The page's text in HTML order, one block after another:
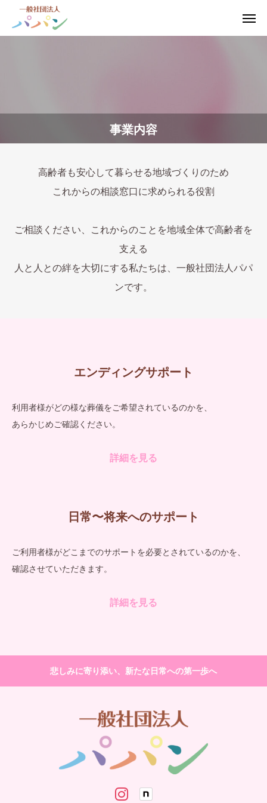
事業内容
高齢者も安心して暮らせる地域づくりのため
これからの相談窓口に求められる役割
ご相談ください、これからのことを地域全体で高齢者を
支える
人と人との絆を大切にする私たちは、一般社団法人パパ
ンです。
エンディングサポート
利用者様がどの様な葬儀をご希望されているのかを、
あらかじめご確認ください。
詳細を見る
日常〜将来へのサポート
ご利用者様がどこまでのサポートを必要とされているのかを、
確認させていただきます。
詳細を見る
悲しみに寄り添い、新たな日常への第一歩へ